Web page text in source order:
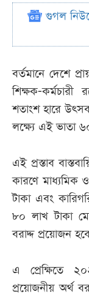
গুগল
বর্তমানে দেশে
শিক্ষক-
শতাংশ হারে
লক্ষ্যে এই ভাতা
এই প্রস্তাব
কারণে মাধ্যমিক
টাকা এবং
৮০ লাখ টাকা
বরাদ্দ প্রয়োজন
এ প্রেক্ষিতে
প্রয়োজনীয় অর্থ